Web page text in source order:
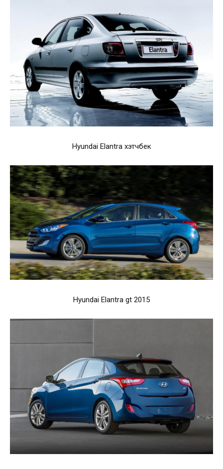
Hyundai Elantra хэтчбек
Hyundai Elantra gt 2015